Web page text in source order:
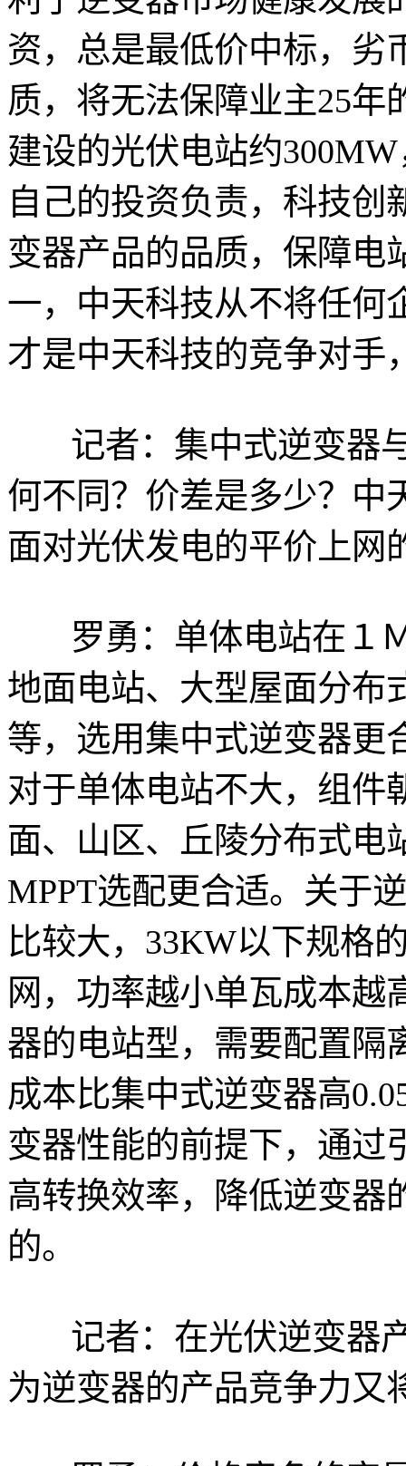
资，总是最低价中标，劣
质，将无法保障业主25年
建设的光伏电站约
自己的投资负责，科技创
变器产品的品质，保障电
一，中天科技从不将任何
才是中天科技的竞争对手
记者：集中式逆变器
何不同？价差是多少？中
面对光伏发电的平价上网
罗勇：单体电站在１
地面电站、大型屋面分布
等，选用集中式逆变器更
对于单体电站不大，组件
面、山区、丘陵分布式电
MPPT选配更合适。关于
比较大，33KW以下规格
网，功率越小单瓦成本越
器的电站型，需要配置隔
成本比集中式逆变器高
变器性能的前提下，通过
高转换效率，降低逆变器
的。
记者：在光伏逆变器
为逆变器的产品竞争力又